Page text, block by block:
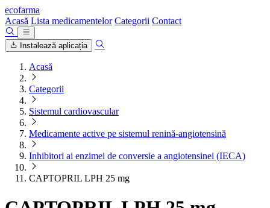
ecofarma
Acasă Lista medicamentelor Categorii Contact
Instalează aplicația
Acasă
Categorii
Sistemul cardiovascular
Medicamente active pe sistemul renină-angiotensină
Inhibitori ai enzimei de conversie a angiotensinei (IECA)
CAPTOPRIL LPH 25 mg